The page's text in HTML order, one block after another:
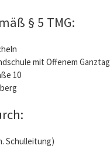
§ 5 TMG:
mit Offenem Ganztag
10
Schulleitung)